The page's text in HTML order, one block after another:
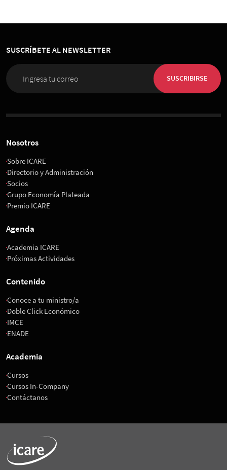
SUSCRÍBETE AL NEWSLETTER
SUSCRIBIRSE
Nosotros
Sobre ICARE
Directorio y Administración
Socios
Grupo Economía Plateada
Premio ICARE
Agenda
Academia ICARE
Próximas Actividades
Contenido
Conoce a tu ministro/a
Doble Click Económico
IMCE
ENADE
Academia
Cursos
Cursos In-Company
Contáctanos